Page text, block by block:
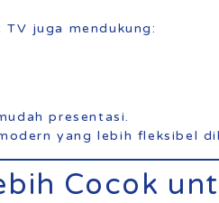
juga mendukung:
presentasi.
yang lebih fleksibel
Cocok